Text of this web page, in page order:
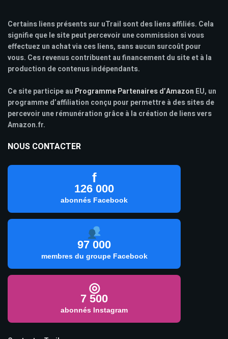
Certains liens présents sur uTrail sont des liens affiliés. Cela
signifie que le site peut percevoir une commission si vous
effectuez un achat via ces liens, sans aucun surcoût pour
vous. Ces revenus contribuent au financement du site et à la
production de contenus indépendants.
Ce site participe au Programme Partenaires d’Amazon EU, un
programme d’affiliation conçu pour permettre à des sites de
percevoir une rémunération grâce à la création de liens vers
Amazon.fr.
NOUS CONTACTER
f
126 000
abonnés Facebook
97 000
membres du groupe Facebook
◎
7 500
abonnés Instagram